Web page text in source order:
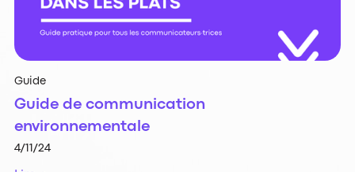
Guide
Guide de communication
environnementale
4/11/24